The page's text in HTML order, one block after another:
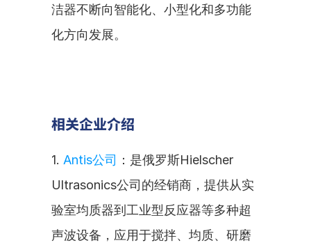
洁器不断向智能化、小型化和多功能
化方向发展。
相关企业介绍
1. Antis公司 ：是俄罗斯Hielscher
Ultrasonics公司的经销商，提供从实
验室均质器到工业型反应器等多种超
声波设备，应用于搅拌、均质、研磨